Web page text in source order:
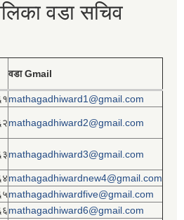
वडा सचिव
वडा Gmail
mathagadhiward1@gmail.com
mathagadhiward2@gmail.com
mathagadhiward3@gmail.com
mathagadhiwardnew4@gmail.com
mathagadhiwardfive@gmail.com
mathagadhiward6@gmail.com